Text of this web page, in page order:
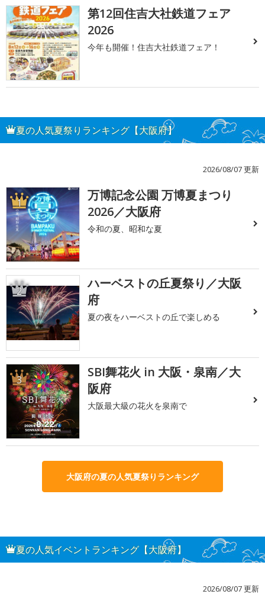
第12回住吉大社鉄道フェア
2026
今年も開催！住吉大社鉄道フェア！
夏の人気夏祭りランキング【大阪府】
2026/08/07 更新
1
万博記念公園 万博夏まつり
2026／大阪府
令和の夏、昭和な夏
2
ハーベストの丘夏祭り／大阪
府
夏の夜をハーベストの丘で楽しめる
3
SBI舞花火 in 大阪・泉南／大
阪府
大阪最大級の花火を泉南で
大阪府の夏の人気夏祭りランキング
夏の人気イベントランキング【大阪府】
2026/08/07 更新